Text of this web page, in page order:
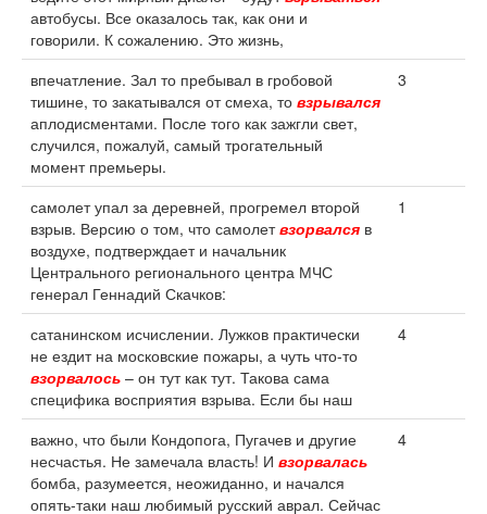
автобусы. Все оказалось так, как они и
говорили. К сожалению. Это жизнь,
впечатление. Зал то пребывал в гробовой
тишине, то закатывался от смеха, то взрывался
аплодисментами. После того как зажгли свет,
случился, пожалуй, самый трогательный
момент премьеры.
3
самолет упал за деревней, прогремел второй
взрыв. Версию о том, что самолетвзорвался в
воздухе, подтверждает и начальник
Центрального регионального центра МЧС
генерал Геннадий Скачков:
1
сатанинском исчислении. Лужков практически
не ездит на московские пожары, а чуть что-то
взорвалось – он тут как тут. Такова сама
специфика восприятия взрыва. Если бы наш
4
важно, что были Кондопога, Пугачев и другие
несчастья. Не замечала власть! И взорвалась
бомба, разумеется, неожиданно, и начался
опять-таки наш любимый русский аврал. Сейчас
4